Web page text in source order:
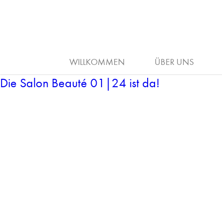
WILLKOMMEN ÜBER UNS
ARBEITGEBER
Die Salon Beauté 01|24 ist da!